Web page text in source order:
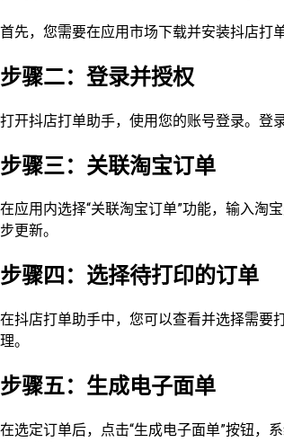
首先，您需要在应用市场下载并安装抖店打
步骤二：登录并授权
打开抖店打单助手，使用您的账号登录。登
步骤三：关联淘宝订单
在应用内选择“关联淘宝订单”功能，输入淘
步更新。
步骤四：选择待打印的订单
在抖店打单助手中，您可以查看并选择需要
理。
步骤五：生成电子面单
在选定订单后，点击“生成电子面单”按钮，